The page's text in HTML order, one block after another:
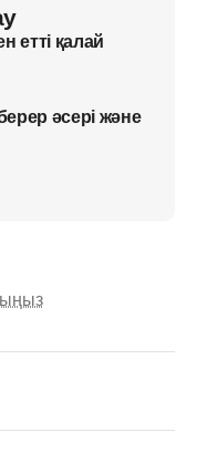
етті қалай
әсері және